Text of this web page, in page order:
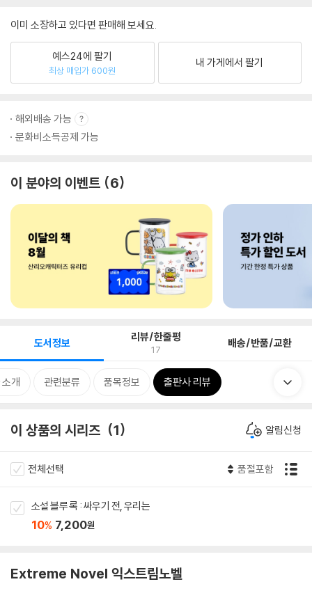
이미 소장하고 있다면 판매해 보세요.
예스24에 팔기
최상 매입가 600원
내 가게에서 팔기
해외배송 가능
문화비소득공제 가능
이 분야의 이벤트 6
도서정보 리뷰/한줄평
17 배송/반품/교환
개 관련분류 품목정보 출판사 리뷰
이 상품의 시리즈 1 알림신청
전체선택 품절포함
소설 블루 록 : 싸우기 전, 우리는
10% 7,200원
Extreme Novel 익스트림노벨